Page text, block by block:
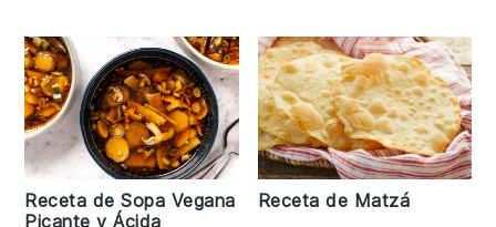
Receta de Sopa Vegana
Picante y Ácida
Receta de Matzá